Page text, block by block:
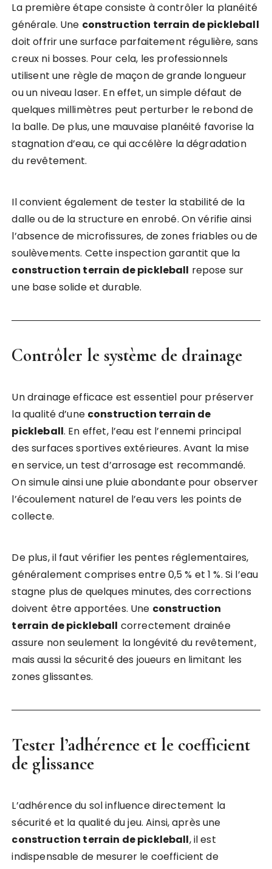
La première étape consiste à contrôler la planéité
générale. Une construction terrain de pickleball
doit offrir une surface parfaitement régulière, sans
creux ni bosses. Pour cela, les professionnels
utilisent une règle de maçon de grande longueur
ou un niveau laser. En effet, un simple défaut de
quelques millimètres peut perturber le rebond de
la balle. De plus, une mauvaise planéité favorise la
stagnation d’eau, ce qui accélère la dégradation
du revêtement.
Il convient également de tester la stabilité de la
dalle ou de la structure en enrobé. On vérifie ainsi
l’absence de microfissures, de zones friables ou de
soulèvements. Cette inspection garantit que la
construction terrain de pickleball repose sur
une base solide et durable.
Contrôler le système de drainage
Un drainage efficace est essentiel pour préserver
la qualité d’une construction terrain de
pickleball. En effet, l’eau est l’ennemi principal
des surfaces sportives extérieures. Avant la mise
en service, un test d’arrosage est recommandé.
On simule ainsi une pluie abondante pour observer
l’écoulement naturel de l’eau vers les points de
collecte.
De plus, il faut vérifier les pentes réglementaires,
généralement comprises entre 0,5 % et 1 %. Si l’eau
stagne plus de quelques minutes, des corrections
doivent être apportées. Une construction
terrain de pickleball correctement drainée
assure non seulement la longévité du revêtement,
mais aussi la sécurité des joueurs en limitant les
zones glissantes.
Tester l’adhérence et le coefficient
de glissance
L’adhérence du sol influence directement la
sécurité et la qualité du jeu. Ainsi, après une
construction terrain de pickleball, il est
indispensable de mesurer le coefficient de